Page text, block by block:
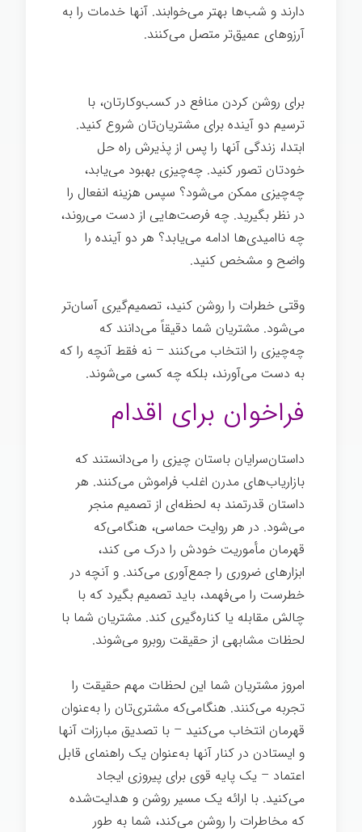
دارند و شب‌ها بهتر می‌خوابند. آنها خدمات را به
آرزوهای عمیق‌تر متصل می‌کنند.
برای روشن کردن منافع در کسب‌وکارتان، با
ترسیم دو آینده برای مشتریان‌تان شروع کنید.
ابتدا، زندگی آنها را پس از پذیرش راه حل
خودتان تصور کنید. چه‌چیزی بهبود می‌یابد،
چه‌چیزی ممکن می‌شود؟ سپس هزینه انفعال را
در نظر بگیرید. چه فرصت‌هایی از دست می‌روند،
چه ناامیدی‌ها ادامه می‌یابد؟ هر دو آینده را
واضح و مشخص کنید.
وقتی خطرات را روشن کنید، تصمیم‌گیری آسان‌تر
می‌شود. مشتریان شما دقیقاً می‌دانند که
چه‌چیزی را انتخاب می‌کنند – نه فقط آنچه را که
به دست می‌آورند، بلکه چه کسی می‌شوند.
فراخوان برای اقدام
داستان‌سرایان باستان چیزی را می‌دانستند که
بازاریاب‌های مدرن اغلب فراموش می‌کنند. هر
داستان قدرتمند به لحظه‌ای از تصمیم منجر
می‌شود. در هر روایت حماسی، هنگامی‌که
قهرمان مأموریت خودش را درک می کند،
ابزارهای ضروری را جمع‌آوری می‌کند. و آنچه در
خطرست را می‌فهمد، باید تصمیم بگیرد که با
چالش مقابله یا کناره‌گیری کند. مشتریان شما با
لحظات مشابهی از حقیقت روبرو می‌شوند.
امروز مشتریان شما این لحظات مهم حقیقت را
تجربه می‌کنند. هنگامی‌که مشتری‌تان را به‌عنوان
قهرمان انتخاب می‌کنید – با تصدیق مبارزات آنها
و ایستادن در کنار آنها به‌عنوان یک راهنمای قابل
اعتماد – یک پایه قوی برای پیروزی ایجاد
می‌کنید. با ارائه یک مسیر روشن و هدایت‌شده
که مخاطرات را روشن می‌کند، شما به طور